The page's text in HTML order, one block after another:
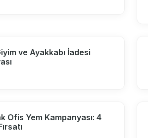
ve Ayakkabı İadesi
Ofis Yem Kampanyası: 4